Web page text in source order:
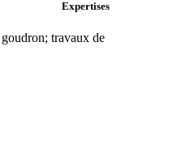
Expertises
travaux de